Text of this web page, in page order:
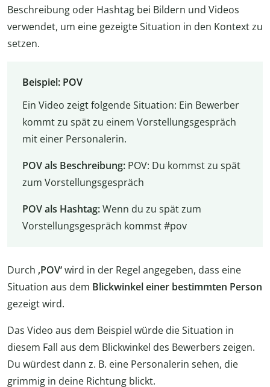
Beschreibung oder Hashtag bei Bildern und Videos
verwendet, um eine gezeigte Situation in den Kontext zu
setzen.
Beispiel: POV
Ein Video zeigt folgende Situation: Ein Bewerber
kommt zu spät zu einem Vorstellungsgespräch
mit einer Personalerin.
POV als Beschreibung: POV: Du kommst zu spät
zum Vorstellungsgespräch
POV als Hashtag:Wenn du zu spät zum
Vorstellungsgespräch kommst #pov
Durch ‚POV‘wird in der Regel angegeben, dass eine
Situation aus dem Blickwinkel einer bestimmten Person
gezeigt wird.
Das Video aus dem Beispiel würde die Situation in
diesem Fall aus dem Blickwinkel des Bewerbers zeigen.
Du würdest dann z. B. eine Personalerin sehen, die
grimmig in deine Richtung blickt.